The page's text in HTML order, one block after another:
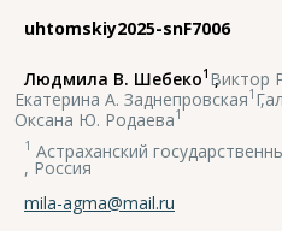
uhtomskiy2025-snF7006
Людмила В. Шебеко1 ,
Виктор
Екатерина А. Заднепровская1 ,
Оксана Ю. Родаева1
1 Астраханский
, Россия
mila-agma@mail.ru